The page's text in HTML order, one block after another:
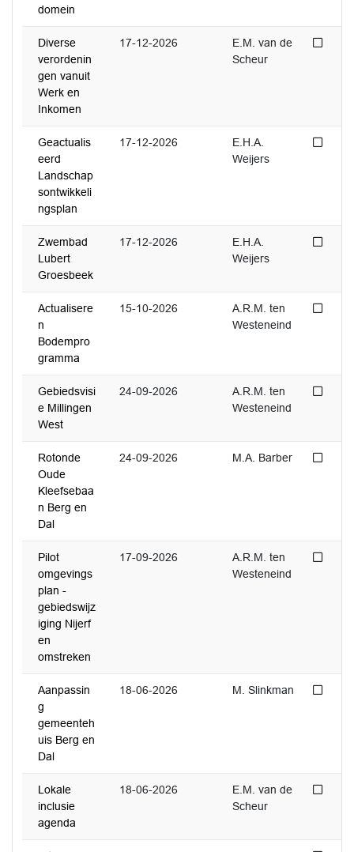
domein
Diverse
verordenin
gen vanuit
Werk en
Inkomen
17-12-2026
E.M. van de
Scheur
Niet
Geactualis
eerd
Landschap
sontwikkeli
ngsplan
17-12-2026
E.H.A.
Weijers
Niet
Zwembad
Lubert
Groesbeek
17-12-2026
E.H.A.
Weijers
Niet
Actualisere
n
Bodempro
gramma
15-10-2026
A.R.M. ten
Westeneind
Niet
Gebiedsvisi
e Millingen
West
24-09-2026
A.R.M. ten
Westeneind
Niet
Rotonde
Oude
Kleefsebaa
n Berg en
Dal
24-09-2026 M.A. Barber Niet
Pilot
omgevings
plan -
gebiedswijz
iging Nijerf
en
omstreken
17-09-2026
A.R.M. ten
Westeneind
Niet
Aanpassin
g
gemeenteh
uis Berg en
Dal
18-06-2026 M. Slinkman Niet
Lokale
inclusie
agenda
18-06-2026
E.M. van de
Scheur
Niet